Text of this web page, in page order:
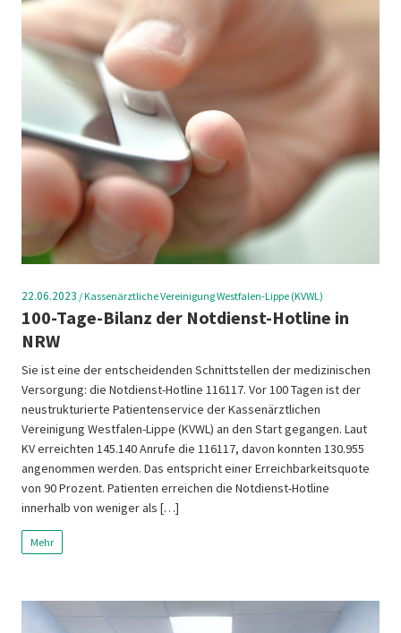
22.06.2023 /Kassenärztliche Vereinigung Westfalen-Lippe (KVWL)
100-Tage-Bilanz der Notdienst-Hotline in
NRW
Sie ist eine der entscheidenden Schnittstellen der medizinischen
Versorgung: die Notdienst-Hotline 116117. Vor 100 Tagen ist der
neustrukturierte Patientenservice der Kassenärztlichen
Vereinigung Westfalen-Lippe (KVWL) an den Start gegangen. Laut
KV erreichten 145.140 Anrufe die 116117, davon konnten 130.955
angenommen werden. Das entspricht einer Erreichbarkeitsquote
von 90 Prozent. Patienten erreichen die Notdienst-Hotline
innerhalb von weniger als […]
Mehr